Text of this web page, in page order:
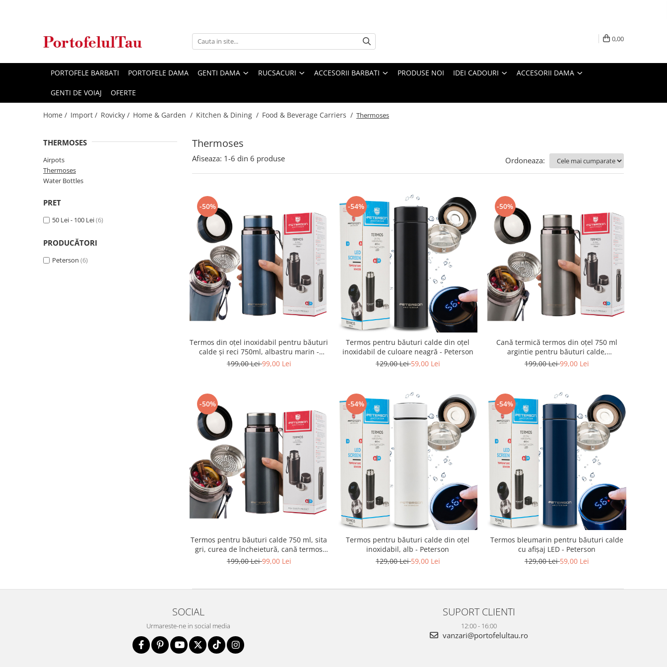
Clutch / Posete Plic
Genti multifunctionale mamici
Rucsacuri Barbati
Curele Barbati
Cadouri pentru femei
Borsete Dama
0,00
PORTOFELE BARBATI PORTOFELE DAMA GENTI DAMA RUCSACURI ACCESORII BARBATI PRODUSE NOI IDEI CADOURI ACCESORII DAMA
GENTI DE VOIAJ OFERTE
Home / Import / Rovicky / Home & Garden / Kitchen & Dining / Food & Beverage Carriers / Thermoses
Thermoses
THERMOSES
Airpots
Thermoses
Water Bottles
PRET
50 Lei - 100 Lei(6)
PRODUCĂTORI
Peterson (6)
Afiseaza: 1-6 din 6 produse Ordoneaza:
-50%
Termos din oțel inoxidabil pentru băuturi
calde și reci 750ml, albastru marin -
Peterson
199,00 Lei99,00 Lei
-54%
Termos pentru băuturi calde din oțel
inoxidabil de culoare neagră - Peterson
129,00 Lei59,00 Lei
-50%
Cană termică termos din oțel 750 ml
argintie pentru băuturi calde,
strecurătoare de ceai și băuturi reci -
199,00 Lei99,00 Lei
-50%
Termos pentru băuturi calde 750 ml, sita
gri, curea de încheietură, cană termos
din oțel pentru băuturi reci - Peterson
199,00 Lei99,00 Lei
-54%
Termos pentru băuturi calde din oțel
inoxidabil, alb - Peterson
129,00 Lei59,00 Lei
-54%
Termos bleumarin pentru băuturi calde
cu afișaj LED - Peterson
129,00 Lei59,00 Lei
SOCIAL
Urmareste-ne in social media
SUPORT CLIENTI
12:00 - 16:00
vanzari@portofelultau.ro